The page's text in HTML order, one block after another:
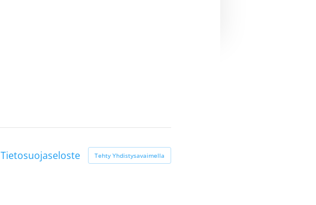
Tietosuojaseloste Tehty Yhdistysavaimella